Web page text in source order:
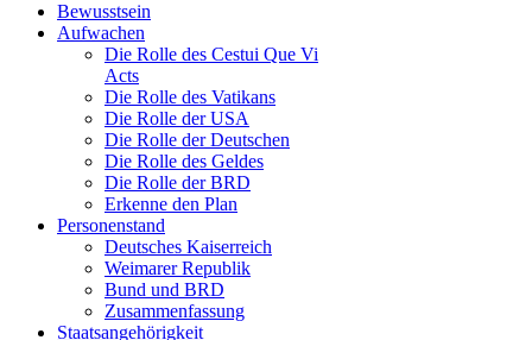
Bewusstsein
Aufwachen
Die Rolle des Cestui Que Vi
Acts
Die Rolle des Vatikans
Die Rolle der USA
Die Rolle der Deutschen
Die Rolle des Geldes
Die Rolle der BRD
Erkenne den Plan
Personenstand
Deutsches Kaiserreich
Weimarer Republik
Bund und BRD
Zusammenfassung
Staatsangehörigkeit